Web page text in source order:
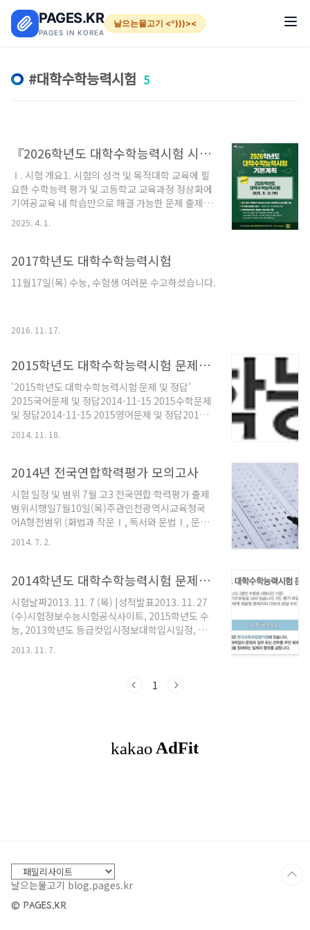
PAGES.KR
PAGES IN KOREA
날으는물고기 <º)))><
대학수학능력시험 5
『2026학년도 대학수학능력시험 시행기본계획』 발표 종합
Ⅰ. 시험 개요1. 시험의 성격 및 목적대학 교육에 필
요한 수학능력 평가 및 고등학교 교육과정 정상화에
기여공교육 내 학습만으로 해결 가능한 문제 출제
지향(EBS 연계 50% 유지)기본적이고 핵심적인 지
식과 개념, 원리를 평가하며, 사고력 중심의 출제2.
(연 1회)장소: 전국 85개 시험지구 내 지정된 고등학
관시·도교육청과 학교가 시험장 관리, 감독관 운영
제작 (단일 합권 형태)보안 관리를 위한 철저한 인쇄
2025. 4. 1.
2017학년도 대학수학능력시험
11월17일(목) 수능, 수험생 여러분 수고하셨습니다.
2016. 11. 17.
2015학년도 대학수학능력시험 문제 및 정답
'2015학년도 대학수학능력시험 문제 및 정답'
2015국어문제 및 정답2014-11-15 2015수학문제
및 정답2014-11-15 2015영어문제 및 정답2014-
11-15 2015사회탐구문제 및 정답2014-11-15
2015과학탐구문제 및 정답2014-11-15 2015직업
문문제 및 정답2014-11-15 출처 : 한국교육과정평
2014. 11. 18.
2014년 전국연합학력평가 모의고사
시험 일정 및 범위 7월 고3 전국연합 학력평가 출제
범위시행일7월10일(목)주관인천광역시교육청국
어A형전범위 (화법과 작문Ⅰ, 독서와 문법Ⅰ, 문학
Ⅰ)B형전범위 (화법과 작문Ⅱ, 독서와 문법Ⅱ, 문학
Ⅱ)수학A형[수학Ⅰ] 전범위 [미적분과 통계기본]
통계] 확률 [기하와벡터] 공간도형, 공간좌표영어공
통전범위 (영어Ⅰ, 영어Ⅱ)사회탐구생활과윤리전
범위윤리와사상한국사한국지리세계지리동아시아
사세계사법과정치경제사회·문화과학탐구물리I전
범위물리IIⅢ. 파동과 빛화학I전범위화학IIⅢ. 화학
평형생명과학I전범위생명과학IIIII. 생물의 진화 1.
시제2외국어 및 한문전과목미실시 출..
2014. 7. 2.
2014학년도 대학수학능력시험 문제 및 정답
시험날짜2013. 11. 7 (목) |성적발표2013. 11. 27
(수)시험정보수능시험공식사이트, 2015학년도 수
능, 2013학년도 등급컷입시정보대학입시일정, 정
및 정답듣기 평가1국어10:56 2수학14:10 3영어
국어/한문20:43 출처 : 한국교육과정평가원
2013. 11. 7.
1
날으는물고기 blog.pages.kr
© PAGES.KR